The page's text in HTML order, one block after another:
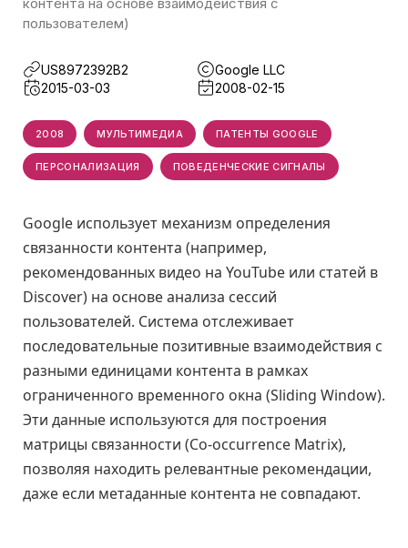
пользователем)
US8972392B2
Google LLC
2015-03-03
2008-02-15
2008 МУЛЬТИМЕДИА ПАТЕНТЫ GOOGLE
ПЕРСОНАЛИЗАЦИЯ ПОВЕДЕНЧЕСКИЕ СИГНАЛЫ
Google использует механизм определения
связанности контента (например,
рекомендованных видео на YouTube или статей в
Discover) на основе анализа сессий
пользователей. Система отслеживает
последовательные позитивные взаимодействия с
разными единицами контента в рамках
ограниченного временного окна (Sliding Window).
Эти данные используются для построения
матрицы связанности (Co-occurrence Matrix),
позволяя находить релевантные рекомендации,
даже если метаданные контента не совпадают.